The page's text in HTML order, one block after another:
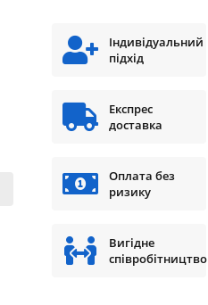
Індивідуальний
підхід
Експрес
доставка
Оплата без
ризику
Вигідне
співробітництво